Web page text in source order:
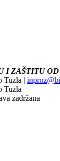
I ZAŠTITU OD
Tuzla |
Tuzla
zadržana